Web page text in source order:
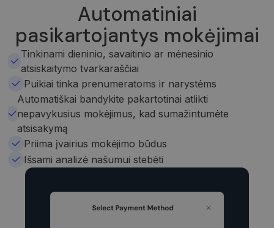
Automatiniai
pasikartojantys mokėjimai
Tinkinami dieninio, savaitinio ar mėnesinio
atsiskaitymo tvarkaraščiai
Puikiai tinka prenumeratoms ir narystėms
Automatiškai bandykite pakartotinai atlikti
nepavykusius mokėjimus, kad sumažintumėte
atsisakymą
Priima įvairius mokėjimo būdus
Išsami analizė našumui stebėti